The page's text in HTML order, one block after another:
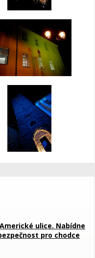
ulice. Nabídne
pro chodce